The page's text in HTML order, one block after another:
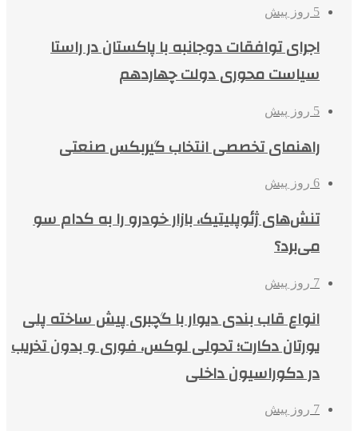
5 روز پیش
اجرای توافقات دوجانبه با پاکستان در راستا
سیاست محوری دولت چهاردهم
5 روز پیش
راهنمای تخصصی انتخاب گیربکس صنعتی
6 روز پیش
تنش‌های ژئوپلیتیک، بازار خودرو را به کدام سو
می‌برد؟
7 روز پیش
انواع قاب بندی دیوار با گچبری پیش ساخته پلی
یورتان دکارت؛ تحولی لوکس، فوری و بدون تخریب
در دکوراسیون داخلی
7 روز پیش